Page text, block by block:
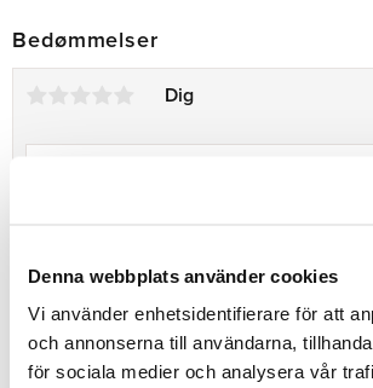
Denna webbplats använder cookies
Vi använder enhetsidentifierare för att
och annonserna till användarna,
för sociala medier och analysera vår
Bedømmelser
Dig